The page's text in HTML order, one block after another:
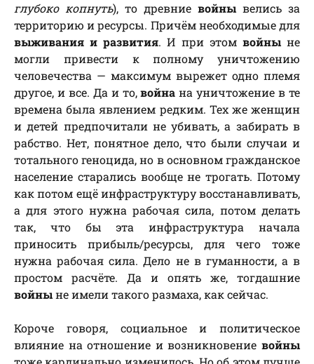
глубоко копнуть), то древние войны велись за
территорию и ресурсы. Причём необходимые для
выживания и развития. И при этом войныне
могли привести к полному уничтожению
человечества — максимум вырежет одно племя
другое, и все. Да и то,война на уничтожение в те
времена была явлением редким. Тех же женщин
и детей предпочитали не убивать, а забирать в
рабство. Нет, понятное дело, что были случаи и
тотального геноцида, но в основном гражданское
население старались вообще не трогать. Потому
как потом ещё инфраструктуру восстанавливать,
а для этого нужна рабочая сила, потом делать
так, что бы эта инфраструктура начала
приносить прибыль/ресурсы, для чего тоже
нужна рабочая сила. Дело не в гуманности, а в
простом расчёте. Да и опять же, тогдашние
войныне имели такого размаха, как сейчас.
Короче говоря, социальное и политическое
влияние на отношение и возникновение войны